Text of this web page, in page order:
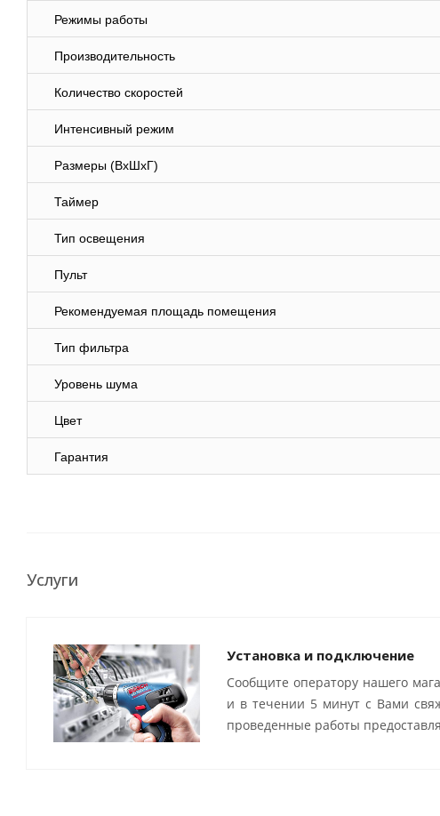
Режимы работы
Производительность
Количество скоростей
Интенсивный режим
Размеры (ВхШхГ)
Таймер
Тип освещения
Пульт
Рекомендуемая площадь помещения
Тип фильтра
Уровень шума
Цвет
Гарантия
Услуги
Установка и подключение
Сообщите оператору нашего
и в течении 5 минут с Вами
проведенные работы